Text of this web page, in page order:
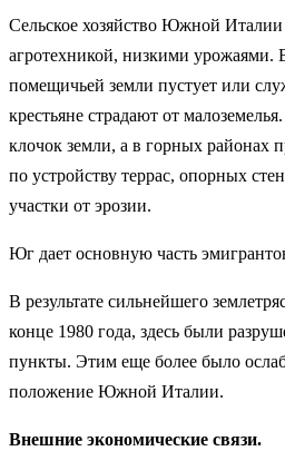
Сельское хозяйство Южной Италии
агротехникой, низкими урожаями.
помещичьей земли пустует или
крестьяне страдают от
клочок земли, а в горных районах
по устройству террас, опорных
участки от эрозии.
Юг дает основную часть
В результате сильнейшего
конце 1980 года, здесь были
пункты. Этим еще более было
положение Южной Италии.
Внешние экономические связи.